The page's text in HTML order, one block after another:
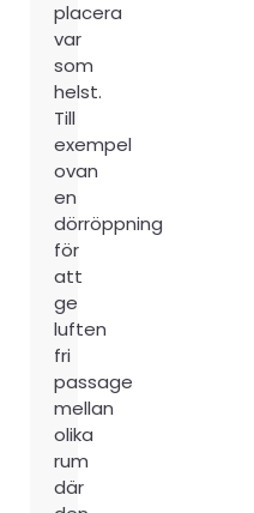
placera
var
som
helst.
Till
exempel
ovan
en
dörröppning
för
att
ge
luften
fri
passage
mellan
olika
rum
där